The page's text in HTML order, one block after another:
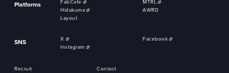
Platforms FabCafe
MTRL
Hidakuma
AWRD
Layout
SNS X
Facebook
Instagram
Recruit
Contact